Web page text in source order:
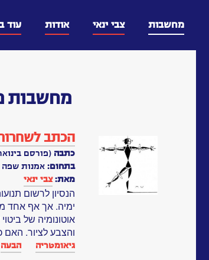
מחשבות צבי ינאי אודות עוד
מחשבות
הכתב
כתבה (פורסם בינואר,
בתחום: אמנות שפה
מאת:צבי ינאי
הנסיון לרשום
ימיה. אך אף אחד
אוטונומיה של
והצבע לציור. האם
גיאומטריה הבעה